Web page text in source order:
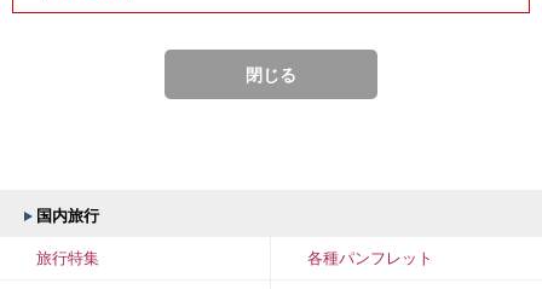
閉じる
国内旅行
旅行特集 各種パンフレット